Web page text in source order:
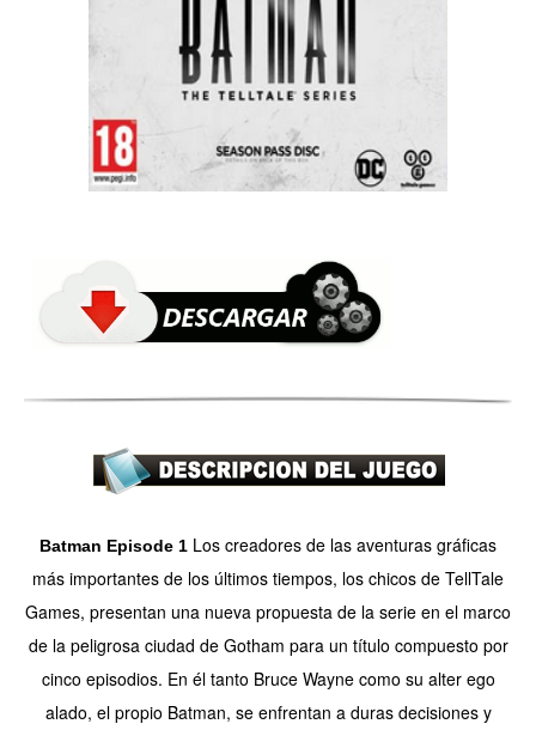
Batman Episode 1 Los creadores de las aventuras gráficas
más importantes de los últimos tiempos, los chicos de TellTale
Games, presentan una nueva propuesta de la serie en el marco
de la peligrosa ciudad de Gotham para un título compuesto por
cinco episodios. En él tanto Bruce Wayne como su alter ego
alado, el propio Batman, se enfrentan a duras decisiones y